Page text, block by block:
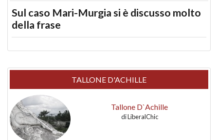
Sul caso Mari-Murgia si è discusso molto
della frase
TALLONE D'ACHILLE
Tallone D`Achille
diLiberalChic